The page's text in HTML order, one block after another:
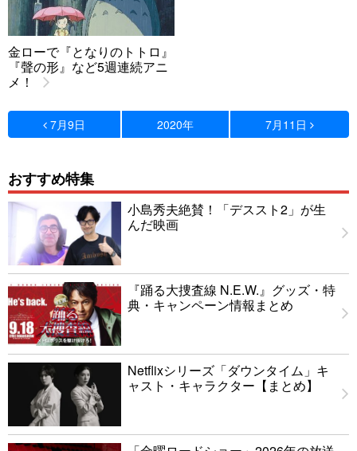
金ローで『となりのトトロ』
『聲の形』など5週連続アニ
メ！
7月9日 2020年 7月11日
おすすめ特集
小島秀夫絶賛！「デススト2」が生
んだ映画
『踊る大捜査線 N.E.W.』グッズ・特
典・キャンペーン情報まとめ
Netflixシリーズ「ダウンタイム」キ
ャスト・キャラクター【まとめ】